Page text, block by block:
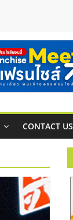
CONTACT US